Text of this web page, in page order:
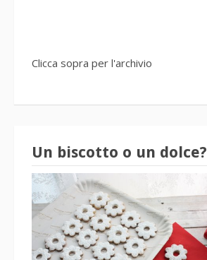
Clicca sopra per l'archivio
Un biscotto o un dolce?